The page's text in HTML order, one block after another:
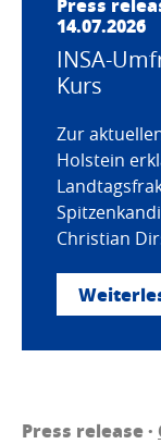
14.07.2026
INSA-
Kurs
Zur
Holstein
Christian
Press release ·